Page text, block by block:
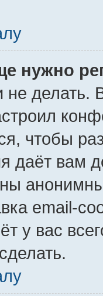
нужно
делать.
чтобы
даёт вам
email-
у вас